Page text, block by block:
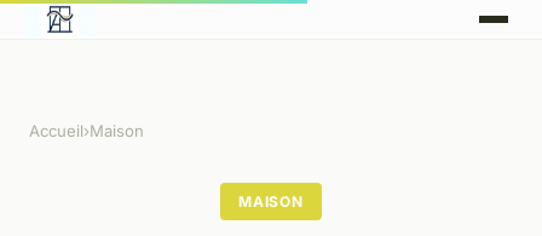
Accueil›Maison
MAISON